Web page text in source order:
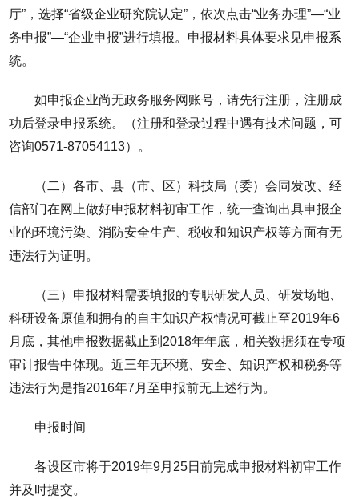
厅”，选择“省级企业研究院认定”，依次点击“业务办理”—“业
务申报”—“企业申报”进行填报。申报材料具体要求见申报系
统。
如申报企业尚无政务服务网账号，请先行注册，注册成
功后登录申报系统。（注册和登录过程中遇有技术问题，可
咨询0571-87054113）。
（二）各市、县（市、区）科技局（委）会同发改、经
信部门在网上做好申报材料初审工作，统一查询出具申报企
业的环境污染、消防安全生产、税收和知识产权等方面有无
违法行为证明。
（三）申报材料需要填报的专职研发人员、研发场地、
科研设备原值和拥有的自主知识产权情况可截止至2019年6
月底，其他申报数据截止到2018年年底，相关数据须在专项
审计报告中体现。近三年无环境、安全、知识产权和税务等
违法行为是指2016年7月至申报前无上述行为。
申报时间
各设区市将于2019年9月25日前完成申报材料初审工作
并及时提交。